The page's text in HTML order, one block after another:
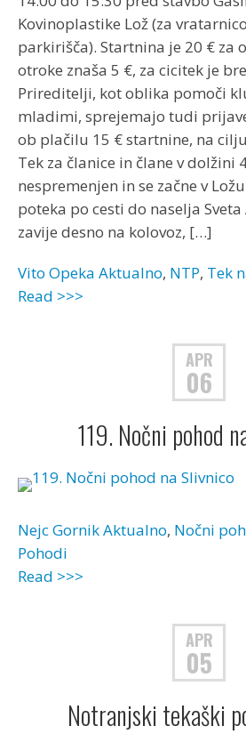
Kovinoplastike Lož (za
parkirišča). Startnina je 20 € za
otroke znaša 5 €, za cicitek je
Prireditelji, kot oblika pomoči
mladimi, sprejemajo tudi
ob plačilu 15 € startnine, na
Tek za članice in člane v dolžini
nespremenjen in se začne v
poteka po cesti do naselja
zavije desno na kolovoz, […]
Vito Opeka Aktualno, NTP, Tek
Read >>>
APR
06
119. Nočni pohod
Nejc GornikAktualno, Nočni
Pohodi
Read >>>
APR
05
Notranjski tekaški